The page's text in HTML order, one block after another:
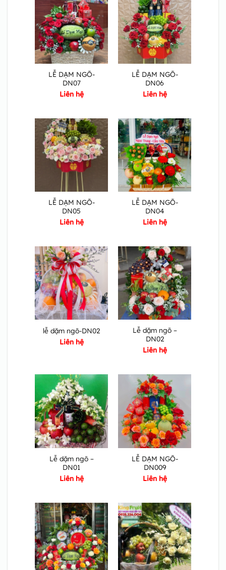
LỄ DẠM NGÕ-
DN07
Liên hệ
LỄ DẠM NGÕ-
DN06
Liên hệ
LỄ DẠM NGÕ-
DN05
Liên hệ
LỄ DẠM NGÕ-
DN04
Liên hệ
lễ dặm ngõ-DN02
Liên hệ
Lễ dặm ngõ –
DN02
Liên hệ
Lễ dặm ngõ –
DN01
Liên hệ
LỄ DẠM NGÕ-
DN009
Liên hệ